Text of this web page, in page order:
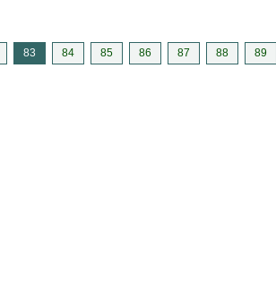
83 84 85 86 87 88 89